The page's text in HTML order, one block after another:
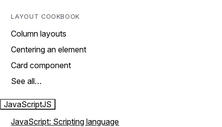
LAYOUT COOKBOOK
Column layouts
Centering an element
Card component
See all…
JavaScriptJS
JavaScript: Scripting language